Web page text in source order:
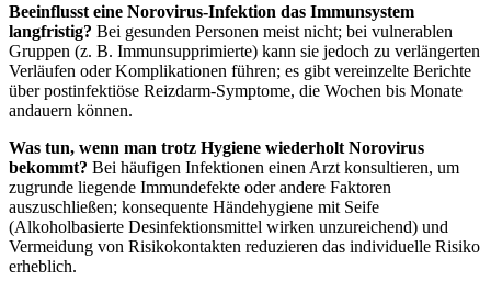
Beeinflusst eine Norovirus-Infektion das Immunsystem
langfristig? Bei gesunden Personen meist nicht; bei vulnerablen
Gruppen (z. B. Immunsupprimierte) kann sie jedoch zu verlängerten
Verläufen oder Komplikationen führen; es gibt vereinzelte Berichte
über postinfektiöse Reizdarm-Symptome, die Wochen bis Monate
andauern können.
Was tun, wenn man trotz Hygiene wiederholt Norovirus
bekommt? Bei häufigen Infektionen einen Arzt konsultieren, um
zugrunde liegende Immundefekte oder andere Faktoren
auszuschließen; konsequente Händehygiene mit Seife
(Alkoholbasierte Desinfektionsmittel wirken unzureichend) und
Vermeidung von Risikokontakten reduzieren das individuelle Risiko
erheblich.